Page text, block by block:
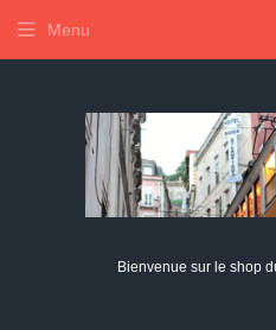
Bienvenue sur le shop
Menu